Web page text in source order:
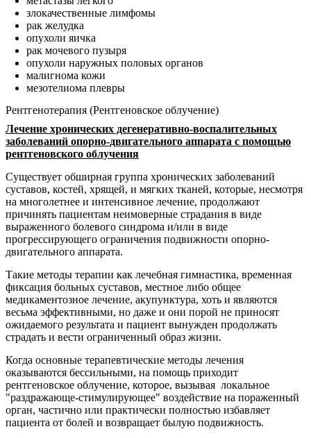
злокачественные лимфомы
рак желудка
опухоли яичка
рак мочевого пузыря
опухоли наружных половых органов
малигнома кожи
мезотелиома плевры
Рентгенотерапия (Рентгеновское облучение)
Лечение хронических дегенеративно-воспалительных
заболеваний опорно-двигательного аппарата с помощью
рентгеновского облучения
Существует обширная группа хронических заболеваний
суставов, костей, хрящей, и мягких тканей, которые, несмотря
на многолетнее и интенсивное лечение, продолжают
причинять пациентам неимоверные страдания в виде
выраженного болевого синдрома и/или в виде
прогрессирующего ограничения подвижности опорно-
двигательного аппарата.
Такие методы терапии как лечебная гимнастика, временная
фиксация больных суставов, местное либо общее
медикаментозное лечение, акупунктура, хоть и являются
весьма эффективными, но даже и они порой не приносят
ожидаемого результата и пациент вынужден продолжать
страдать и вести ограниченный образ жизни.
Когда основные терапевтические методы лечения
оказываются бессильными, на помощь приходит
рентгеновское облучение, которое, вызывая локальное
"раздражающе-стимулирующее" воздействие на пораженный
орган, частично или практически полностью избавляет
пациента от болей и возвращает былую подвижность.